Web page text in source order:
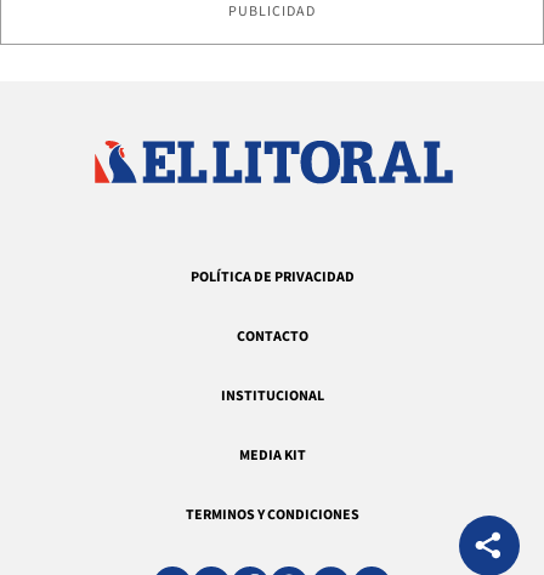
PUBLICIDAD
POLÍTICA DE PRIVACIDAD
CONTACTO
INSTITUCIONAL
MEDIA KIT
TERMINOS Y CONDICIONES